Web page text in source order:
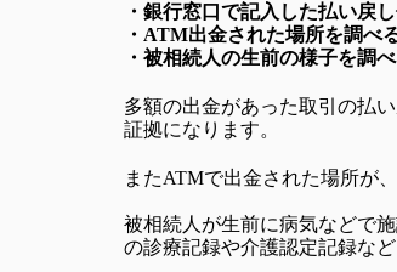
・銀行窓口で記入した払い戻
・ATM出金された場所を調べ
・被相続人の生前の様子を調
多額の出金があった取引の払
証拠になります。
またATMで出金された場所が
被相続人が生前に病気などで
の診療記録や介護認定記録な